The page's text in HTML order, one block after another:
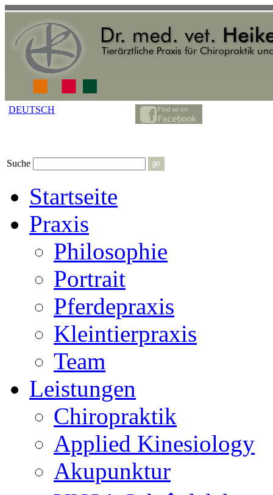
DEUTSCH
Suche
Startseite
Praxis
Philosophie
Portrait
Pferdepraxis
Kleintierpraxis
Team
Leistungen
Chiropraktik
Applied Kinesiology
Akupunktur